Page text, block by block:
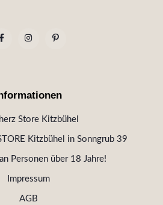
Store Kitzbühel
Kitzbühel in Sonngrub 39
Personen über 18 Jahre!
Impressum
AGB